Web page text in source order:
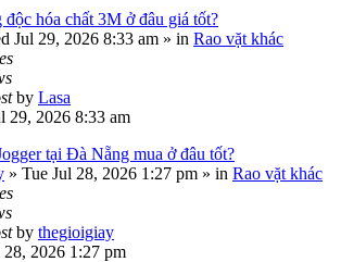
độc hóa chất 3M ở đâu giá tốt?
Jul 29, 2026 8:33 am » in Rao vặt khác
by Lasa
29, 2026 8:33 am
tại Đà Nẵng mua ở đâu tốt?
» Tue Jul 28, 2026 1:27 pm » in Rao vặt khác
by thegioigiay
28, 2026 1:27 pm